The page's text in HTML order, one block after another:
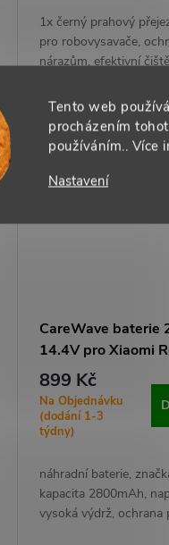
Tento web
procházením
používáním.. Více
Nastavení
1x černý prahový
pro robovysavače,
nárazům, efektivní
CareWave baterie
14.4V pro Xiaomi
Vauum Mop Pro,
Proscenic
899 Kč
Na Objednávku
(dodání 1-3
týdny)
náhradní baterie,
kapacita 2800mAh,
vysoká výdrž, ochrana